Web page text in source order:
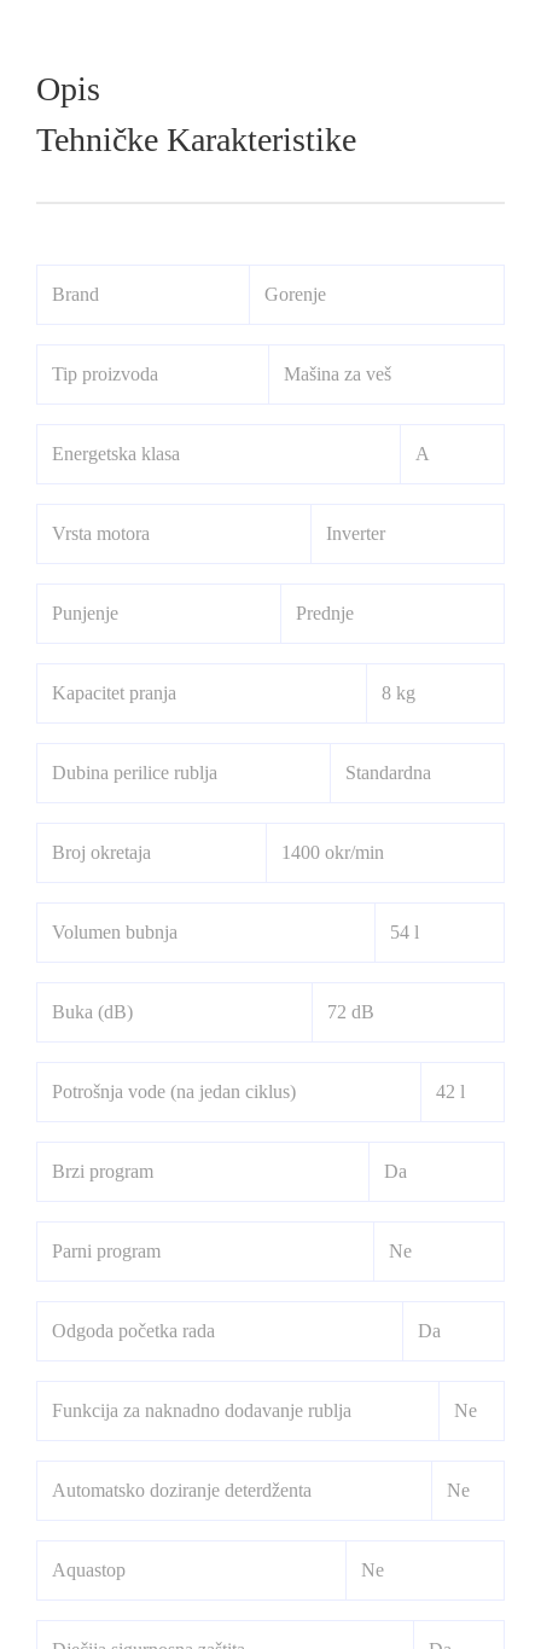
Opis
Tehničke Karakteristike
Brand Gorenje
Tip proizvoda Mašina za veš
Energetska klasa A
Vrsta motora Inverter
Punjenje Prednje
Kapacitet pranja 8 kg
Dubina perilice rublja Standardna
Broj okretaja 1400 okr/min
Volumen bubnja 54 l
Buka (dB) 72 dB
Potrošnja vode (na jedan ciklus) 42 l
Brzi program Da
Parni program Ne
Odgoda početka rada Da
Funkcija za naknadno dodavanje rublja Ne
Automatsko doziranje deterdženta Ne
Aquastop Ne